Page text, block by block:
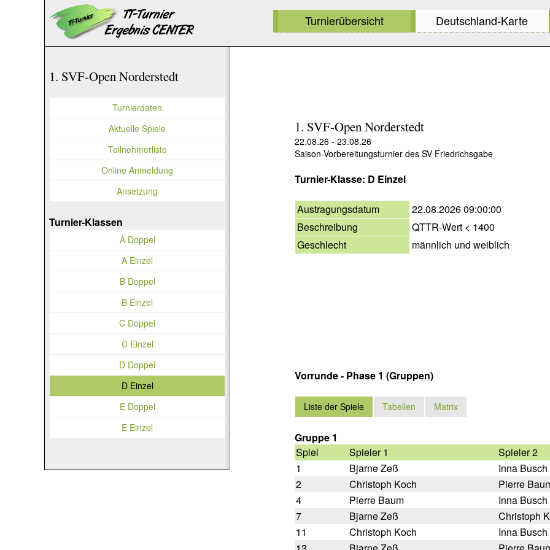
Turnierübersicht Deutschland-Karte
1. SVF-Open Norderstedt
22.08.26 - 23.08.26
Saison-Vorbereitungsturnier des SV Friedrichsgabe
Turnier-Klasse: D Einzel
Austragungsdatum
22.08.2026 09:00:00
Beschreibung
QTTR-Wert < 1400
Geschlecht
männlich und weiblich
Vorrunde - Phase 1 (Gruppen)
Liste der Spiele Tabellen Matrix
Gruppe 1
Spiel
Spieler 1 Spieler 2
1
Bjarne Zeß
Inna Busch
2
Christoph Koch
Pierre
4
Pierre Baum
Inna Busch
7
Bjarne Zeß
Christoph
11
Christoph Koch
Inna Busch
1. SVF-Open Norderstedt
Turnierdaten
Aktuelle Spiele
Teilnehmerliste
Online Anmeldung
Ansetzung
Turnier-Klassen
A Doppel
A Einzel
B Doppel
B Einzel
C Doppel
C Einzel
D Doppel
D Einzel
E Doppel
E Einzel